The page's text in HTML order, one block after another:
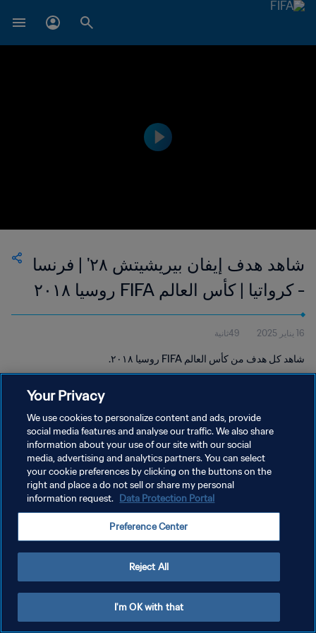
شاهد هدف إيفان بيريشيتش ٢٨' | فرنسا
- كرواتيا | كأس العالم FIFA روسيا ٢٠١٨
16 يناير 2025 49ثانية
شاهد كل هدف من كأس العالم FIFA روسيا ٢٠١٨.
سياسة الخصوصية
شروط الخدمة
إدارة تفضيلات ملفات تعريف الارتباط
Your Privacy
We use cookies to personalize content and ads, provide
social media features and analyse our traffic. We also share
information about your use of our site with our social
media, advertising and analytics partners. You can select
your cookie preferences by clicking on the buttons on the
right and place a do not sell or share my personal
information request. Data Protection Portal
Preference Center
Reject All
I'm OK with that